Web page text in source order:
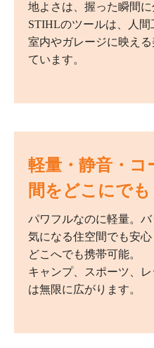
地よさは、握った瞬間に
STIHLのツールは、人間
室内やガレージに映え
ています。
軽量・静音・
間をどこにでも
パワフルなのに軽量。
気になる住空間でも安
どこへでも携帯可能。
キャンプ、スポーツ、
は無限に広がります。